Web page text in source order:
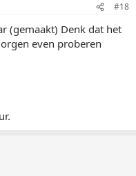
#18
(gemaakt) Denk dat het
even proberen